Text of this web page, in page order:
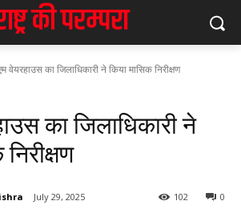
वेयरहाउस का जिलाधिकारी ने किया मासिक निरीक्षण
का जिलाधिकारी ने
July 29, 2025 0
102